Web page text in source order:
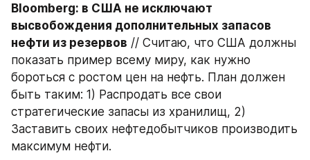
Bloomberg: в США не исключают
высвобождения дополнительных запасов
нефти из резервов // Считаю, что США должны
показать пример всему миру, как нужно
бороться с ростом цен на нефть. План должен
быть таким: 1) Распродать все свои
стратегические запасы из хранилищ, 2)
Заставить своих нефтедобытчиков производить
максимум нефти.